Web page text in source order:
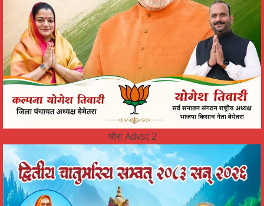
चौरा Advst 2